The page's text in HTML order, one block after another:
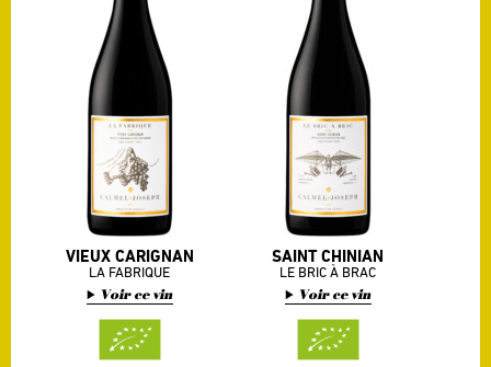
VIEUX CARIGNAN
LA FABRIQUE
Voir ce vin
SAINT CHINIAN
LE BRIC À BRAC
Voir ce vin